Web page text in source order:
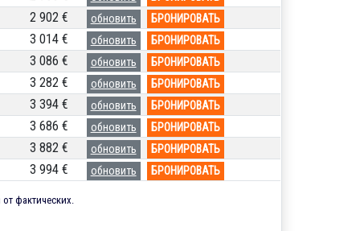
2 902 € обновить БРОНИРОВАТЬ
3 014 € обновить БРОНИРОВАТЬ
3 086 € обновить БРОНИРОВАТЬ
3 282 € обновить БРОНИРОВАТЬ
3 394 € обновить БРОНИРОВАТЬ
3 686 € обновить БРОНИРОВАТЬ
3 882 € обновить БРОНИРОВАТЬ
3 994 € обновить БРОНИРОВАТЬ
фактических.